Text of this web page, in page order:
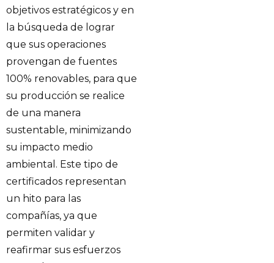
objetivos estratégicos y en
la búsqueda de lograr
que sus operaciones
provengan de fuentes
100% renovables, para que
su producción se realice
de una manera
sustentable, minimizando
su impacto medio
ambiental. Este tipo de
certificados representan
un hito para las
compañías, ya que
permiten validar y
reafirmar sus esfuerzos